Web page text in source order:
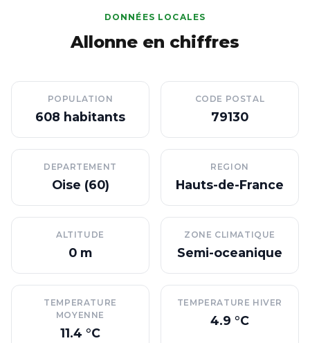
DONNÉES LOCALES
Allonne en chiffres
POPULATION
608 habitants
CODE POSTAL
79130
DEPARTEMENT
Oise (60)
REGION
Hauts-de-France
ALTITUDE
0 m
ZONE CLIMATIQUE
Semi-oceanique
TEMPERATURE
MOYENNE
11.4 °C
TEMPERATURE HIVER
4.9 °C